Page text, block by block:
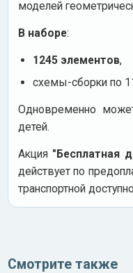
моделей
В наборе:
1245 элементов,
схемы-сборки по
Одновременно
детей.
Акция "Бесплатная
действует по
транспортной
Смотрите также